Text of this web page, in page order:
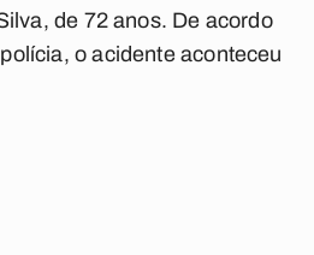
de 72 anos. De acordo
o acidente aconteceu